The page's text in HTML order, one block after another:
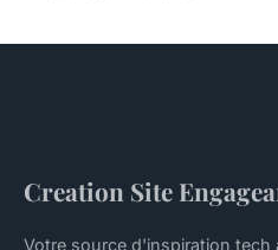
Creation Site
Votre source d'inspiration tech